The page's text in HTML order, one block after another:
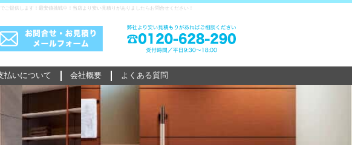
提供します！最安値挑戦中！当店より安い見積りがありましたらお問合せください！
払いについて 会社概要 よくある質問